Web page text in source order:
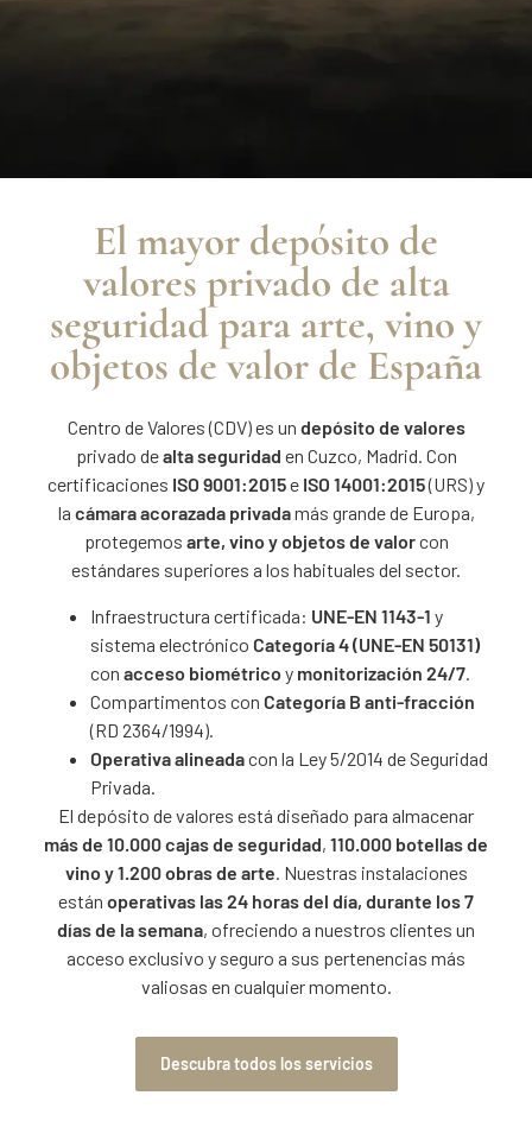
El mayor depósito de
valores privado de alta
seguridad para arte, vino y
objetos de valor de España
Centro de Valores (CDV)es un depósito de valores
privado dealta seguridad en Cuzco, Madrid. Con
certificaciones ISO 9001:2015e ISO 14001:2015(URS) y
la cámara acorazada privadamás grande de Europa,
protegemos arte, vino y objetos de valorcon
estándares superiores a los habituales del sector.
Infraestructura certificada: UNE-EN 1143-1 y
sistema electrónico Categoría 4 (UNE-EN 50131)
con acceso biométrico y monitorización 24/7.
Compartimentos con Categoría B anti-fracción
(RD 2364/1994).
Operativaalineadacon la Ley 5/2014 de Seguridad
Privada
El depósito de valores está diseñado para almacenar
más de 10.000 cajas de seguridad, 110.000 botellas de
vino y 1.200 obras de arte . Nuestras instalaciones
están operativas las 24 horas del día, durante los 7
días de la semana, ofreciendo a nuestros clientes un
acceso exclusivo y seguro a sus pertenencias más
valiosas en cualquier momento.
Descubra todos los servicios